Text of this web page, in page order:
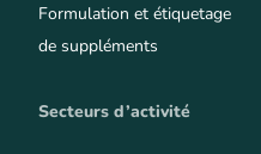
Formulation et étiquetage
de suppléments
Secteurs d’activité